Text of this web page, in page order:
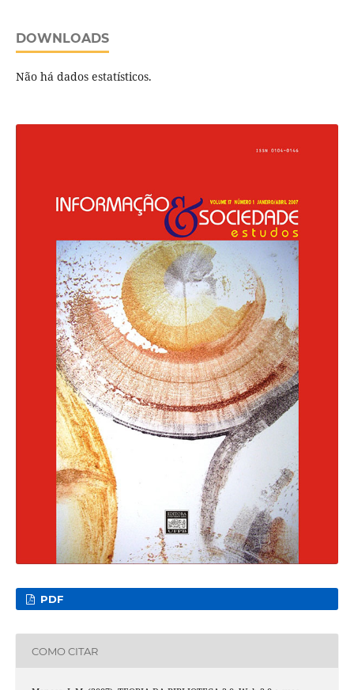
DOWNLOADS
Não há dados estatísticos.
PDF
COMO CITAR